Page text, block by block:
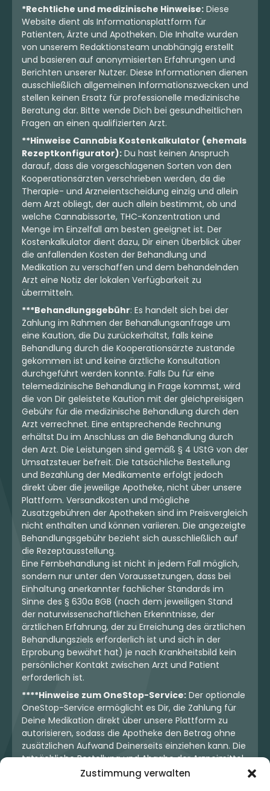
Zustimmung verwalten
*Rechtliche und medizinische Hinweise: Diese
Website dient als Informationsplattform für
Patienten, Ärzte und Apotheken. Die Inhalte wurden
von unserem Redaktionsteam unabhängig erstellt
und basieren auf anonymisierten Erfahrungen und
Berichten unserer Nutzer. Diese Informationen dienen
ausschließlich allgemeinen Informationszwecken und
stellen keinen Ersatz für professionelle medizinische
Beratung dar. Bitte wende Dich bei gesundheitlichen
Fragen an einen qualifizierten Arzt.
**Hinweise Cannabis Kostenkalkulator (ehemals
Rezeptkonfigurator): Du hast keinen Anspruch
darauf, dass die vorgeschlagenen Sorten von den
Kooperationsärzten verschrieben werden, da die
Therapie- und Arzneientscheidung einzig und allein
dem Arzt obliegt, der auch allein bestimmt, ob und
welche Cannabissorte, THC-Konzentration und
Menge im Einzelfall am besten geeignet ist. Der
Kostenkalkulator dient dazu, Dir einen Überblick über
die anfallenden Kosten der Behandlung und
Medikation zu verschaffen und dem behandelnden
Arzt eine Notiz der lokalen Verfügbarkeit zu
übermitteln.
***Behandlungsgebühr: Es handelt sich bei der
Zahlung im Rahmen der Behandlungsanfrage um
eine Kaution, die Du zurückerhältst, falls keine
Behandlung durch die Kooperationsärzte zustande
gekommen ist und keine ärztliche Konsultation
durchgeführt werden konnte. Falls Du für eine
telemedizinische Behandlung in Frage kommst, wird
die von Dir geleistete Kaution mit der gleichpreisigen
Gebühr für die medizinische Behandlung durch den
Arzt verrechnet. Eine entsprechende Rechnung
erhältst Du im Anschluss an die Behandlung durch
den Arzt. Die Leistungen sind gemäß § 4 UStG von der
Umsatzsteuer befreit. Die tatsächliche Bestellung
und Bezahlung der Medikamente erfolgt jedoch
direkt über die jeweilige Apotheke, nicht über unsere
Plattform. Versandkosten und mögliche
Zusatzgebühren der Apotheken sind im Preisvergleich
nicht enthalten und können variieren. Die angezeigte
Behandlungsgebühr bezieht sich ausschließlich auf
die Rezeptausstellung.
Eine Fernbehandlung ist nicht in jedem Fall möglich,
sondern nur unter den Voraussetzungen, dass bei
Einhaltung anerkannter fachlicher Standards im
Sinne des § 630a BGB (nach dem jeweiligen Stand
der naturwissenschaftlichen Erkenntnisse, der
ärztlichen Erfahrung, der zu Erreichung des ärztlichen
Behandlungsziels erforderlich ist und sich in der
Erprobung bewährt hat) je nach Krankheitsbild kein
persönlicher Kontakt zwischen Arzt und Patient
erforderlich ist.
****Hinweise zum OneStop-Service: Der optionale
OneStop-Service ermöglicht es Dir, die Zahlung für
Deine Medikation direkt über unsere Plattform zu
autorisieren, sodass die Apotheke den Betrag ohne
zusätzlichen Aufwand Deinerseits einziehen kann. Die
tatsächliche Bestellung und Abgabe der Arzneimittel
erfolgt jedoch ausschließlich über die jeweilige